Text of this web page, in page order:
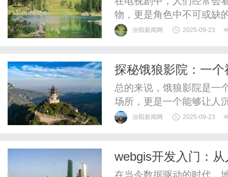
物，更是角色中不可或缺
形象赢得了观众的喜爱，
拉多犬。小嗅嗅在剧中扮
汾阳新闻网 2025-09-23
探秘饿狼影院：一
总的来说，饿狼影院是一
场所，更是一个能够让人
个观众都能找到属于自己
汾阳新闻网 2025-09-23
webgis开发入门：
在当今数据驱动的时代，